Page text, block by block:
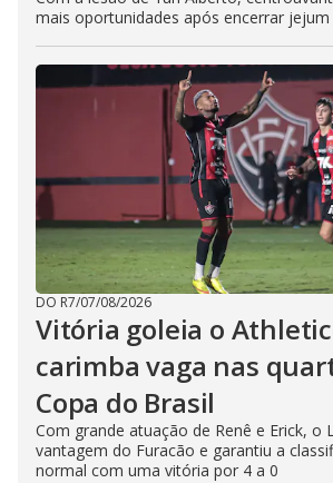
mais oportunidades após encerrar jejum
DO R7/07/08/2026
Vitória goleia o
carimba vaga nas
Copa do Brasil
Com grande atuação de Renê e Erick, o
vantagem do Furacão e garantiu a
normal com uma vitória por 4 a 0